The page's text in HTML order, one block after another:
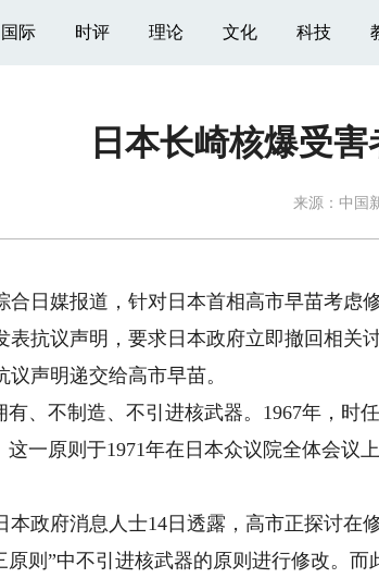
国际 时评 理论 文化 科技
日本长崎核爆受
来源： 中国
日媒报道，针对日本首相高市早苗考虑
表抗议声明，要求日本政府立即撤回相关讨
声明递交给高市早苗。
、不制造、不引进核武器。1967年，时
这一原则于1971年在日本众议院全体会议
府消息人士14日透露，高市正探讨在
原则”中不引进核武器的原则进行修改。